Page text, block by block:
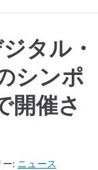
タル・
シンポ
開催さ
ー: ニュース